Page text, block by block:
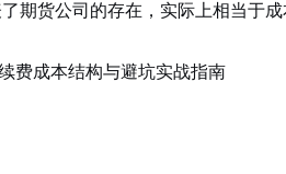
期货公司的存在，实际上相当于成